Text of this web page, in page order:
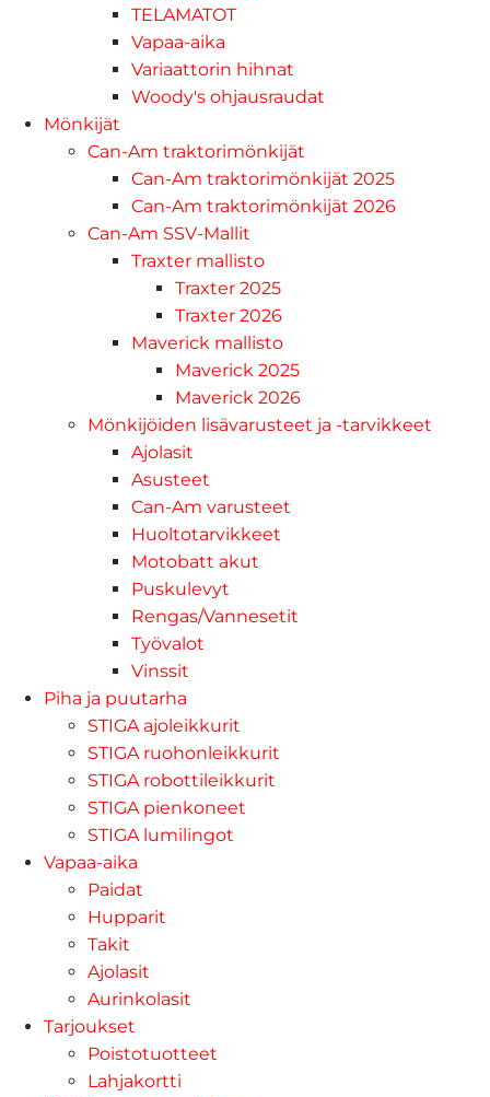
TELAMATOT
Vapaa-aika
Variaattorin hihnat
Woody's ohjausraudat
Mönkijät
Can-Am traktorimönkijät
Can-Am traktorimönkijät 2025
Can-Am traktorimönkijät 2026
Can-Am SSV-Mallit
Traxter mallisto
Traxter 2025
Traxter 2026
Maverick mallisto
Maverick 2025
Maverick 2026
Mönkijöiden lisävarusteet ja -tarvikkeet
Ajolasit
Asusteet
Can-Am varusteet
Huoltotarvikkeet
Motobatt akut
Puskulevyt
Rengas/Vannesetit
Työvalot
Vinssit
Piha ja puutarha
STIGA ajoleikkurit
STIGA ruohonleikkurit
STIGA robottileikkurit
STIGA pienkoneet
STIGA lumilingot
Vapaa-aika
Paidat
Hupparit
Takit
Ajolasit
Aurinkolasit
Tarjoukset
Poistotuotteet
Lahjakortti